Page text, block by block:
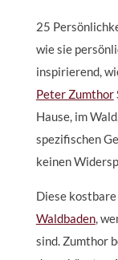
25
wie sie
inspirierend,
Peter Zumthor
Hause, im
spezifischen
keinen
Diese
Waldbaden,
sind. Zumthor